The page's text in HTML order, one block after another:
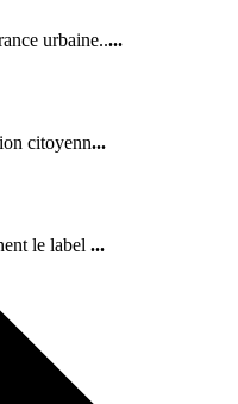
urbaine.....
citoyenn...
le label ...